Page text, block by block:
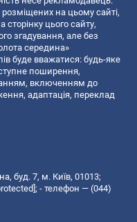
на цьому сайті,
цього сайту,
згадування, але без
середина»
буде вважатися: будь-яке
поширення,
включенням до
адаптація, переклад
буд. 7, м. Київ, 01013;
; - телефон — (044)